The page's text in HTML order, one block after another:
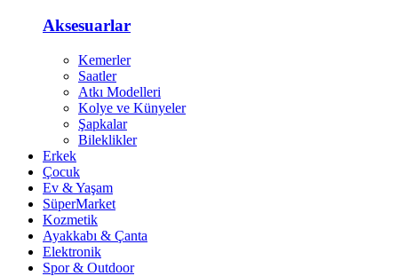
Aksesuarlar
Kemerler
Saatler
Atkı Modelleri
Kolye ve Künyeler
Şapkalar
Bileklikler
Erkek
Çocuk
Ev & Yaşam
SüperMarket
Kozmetik
Ayakkabı & Çanta
Elektronik
Spor & Outdoor